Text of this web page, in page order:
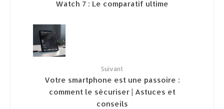
Watch 7 : Le comparatif ultime
Suivant
Votre smartphone est une passoire :
comment le sécuriser | Astuces et
conseils